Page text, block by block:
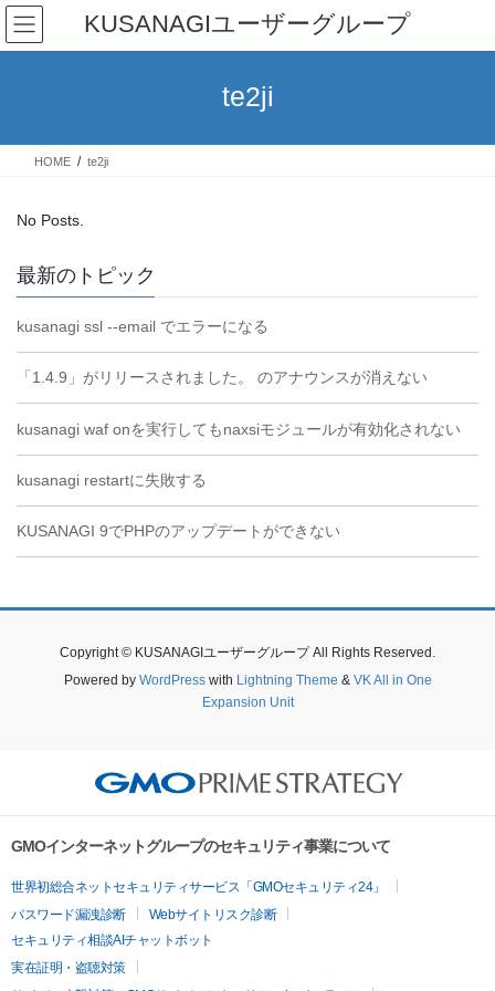
Skip
the
Skip
the
KUSANAGIユーザーグループ
te2ji
HOME te2ji
No Posts.
最新のトピック
kusanagi ssl --email でエラーになる
「1.4.9」がリリースされました。 のアナウンスが消えない
kusanagi waf onを実行してもnaxsiモジュールが有効化されない
kusanagi restartに失敗する
KUSANAGI 9でPHPのアップデートができない
Copyright © KUSANAGIユーザーグループ All Rights Reserved.
Powered by WordPresswith Lightning Theme & VK All in One
Expansion Unit
GMOインターネットグループのセキュリティ事業について
世界初総合ネットセキュリティサービス「GMOセキュリティ24」
パスワード漏洩診断
Webサイトリスク診断
セキュリティ相談AIチャットボット
実在証明・盗聴対策